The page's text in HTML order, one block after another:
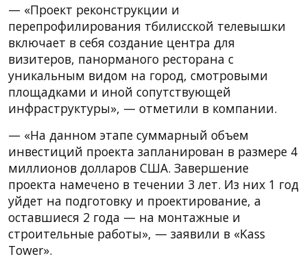
— «Проект реконструкции и
перепрофилирования тбилисской телевышки
включает в себя создание центра для
визитеров, панорманого ресторана с
уникальным видом на город, смотровыми
площадками и иной сопутствующей
инфраструктуры», — отметили в компании.
— «На данном этапе суммарный объем
инвестиций проекта запланирован в размере 4
миллионов долларов США. Завершение
проекта намечено в течении 3 лет. Из них 1 год
уйдет на подготовку и проектирование, а
оставшиеся 2 года — на монтажные и
строительные работы», — заявили в «Kass
Tower».